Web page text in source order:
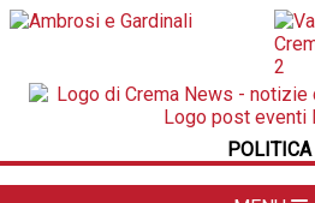
POLITICA
POLITICA
LA FOTO
METEO
DAL